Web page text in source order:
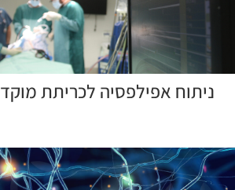
ניתוח אפילפסיה לכריתת מוקד